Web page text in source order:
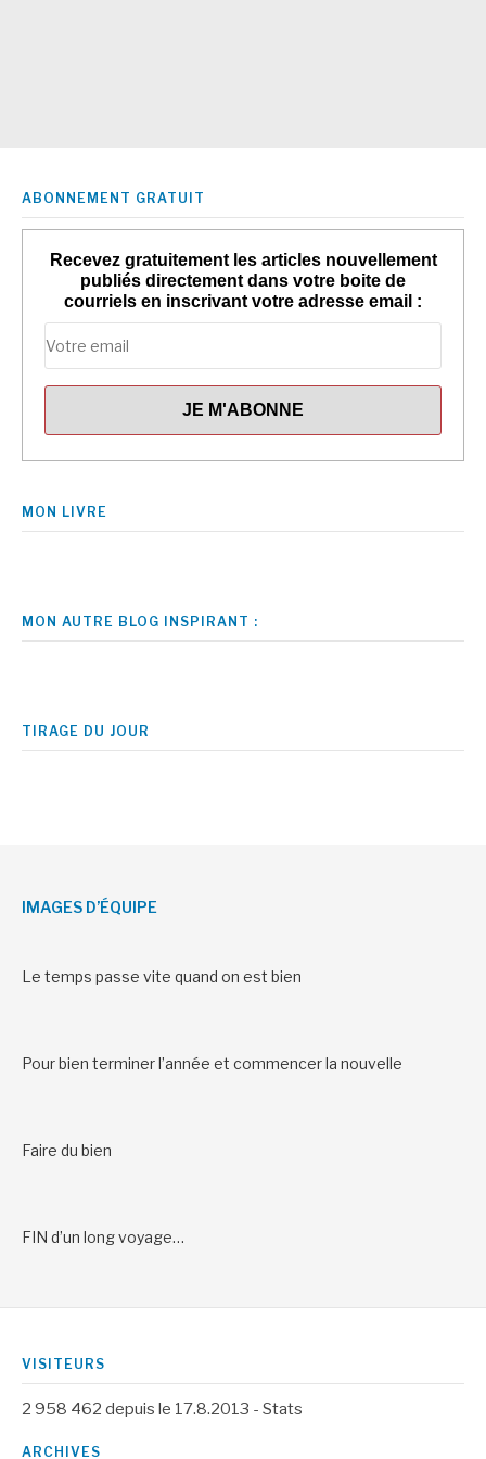
ABONNEMENT GRATUIT
Recevez gratuitement les articles nouvellement
publiés directement dans votre boite de
courriels en inscrivant votre adresse email :
MON LIVRE
MON AUTRE BLOG INSPIRANT :
TIRAGE DU JOUR
IMAGES D’ÉQUIPE
Le temps passe vite quand on est bien
Pour bien terminer l’année et commencer la nouvelle
Faire du bien
FIN d’un long voyage…
VISITEURS
2 958 462 depuis le 17.8.2013 - Stats
ARCHIVES